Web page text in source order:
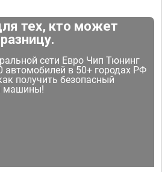
тех, кто может
сети Евро Чип Тюнинг
автомобилей в 50+ городах РФ
получить безопасный
машины!